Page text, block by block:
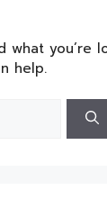
what you’re
help.